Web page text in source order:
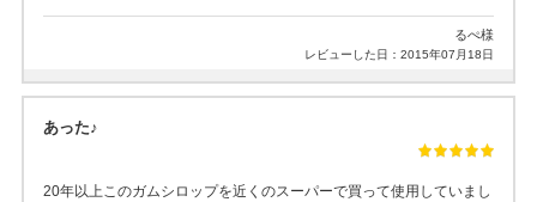
るぺ様
レビューした日：2015年07月18日
あった♪
20年以上このガムシロップを近くのスーパーで買って使用していまし